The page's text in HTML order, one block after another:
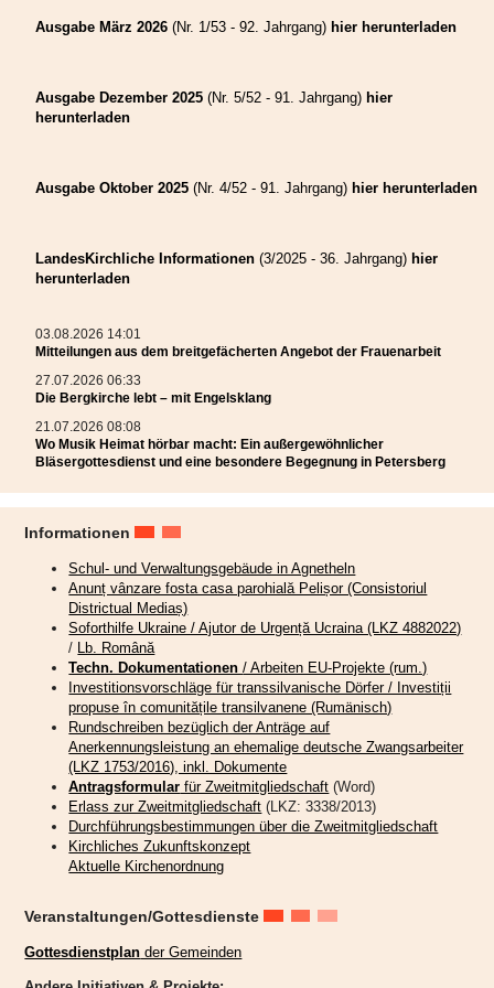
Schrift Erwähnung, wie Pfarrer Welther zu berichten wusste. Für den
Umrahmung kümmerte sich Theo Halmen.
In einer weiteren feierlichen Zeremonie im Gemeindehaus, gefolgt von
Heilmann bei allen, die an diesem Projekt der Kirche mit Engelsgeflüster
außergewöhnlicher
Bläsergottesdienst und eine
besondere Begegnung in
Petersberg
evangelischen Gottesdienstes in Petersberg noch lange in Erinnerung
weit mehr als ein musikalischer Höhepunkt – es war ein Fest der
Ausgabe März 2026 (Nr. 1/53 - 92. Jahrgang)hier herunterladen
Ausgabe Dezember 2025 (Nr. 5/52 - 91. Jahrgang)hier
herunterladen
Ausgabe Oktober 2025 (Nr. 4/52 - 91. Jahrgang)hier herunterladen
LandesKirchliche Informationen (3/2025 - 36. Jahrgang)hier
herunterladen
03.08.2026 14:01
Mitteilungen aus dem breitgefächerten Angebot der Frauenarbeit
27.07.2026 06:33
Die Bergkirche lebt – mit Engelsklang
21.07.2026 08:08
Wo Musik Heimat hörbar macht: Ein außergewöhnlicher
Bläsergottesdienst und eine besondere Begegnung in Petersberg
Informationen
Schul- und Verwaltungsgebäude in Agnetheln
Anunț vânzare fosta casa parohială Pelișor (Consistoriul
Districtual Mediaș)
Soforthilfe Ukraine / Ajutor de Urgență Ucraina (LKZ 4882022)
/ Lb. Română
Techn. Dokumentationen/ Arbeiten EU-Projekte (rum.)
Investitionsvorschläge für transsilvanische Dörfer / Investiții
propuse în comunitățile transilvanene (Rumänisch)
Rundschreiben bezüglich der Anträge auf
Anerkennungsleistung an ehemalige deutsche Zwangsarbeiter
(LKZ 1753/2016), inkl. Dokumente
Antragsformular für Zweitmitgliedschaft (Word)
Erlass zur Zweitmitgliedschaft (LKZ: 3338/2013)
Durchführungsbestimmungen über die Zweitmitgliedschaft
Kirchliches Zukunftskonzept
Aktuelle Kirchenordnung
Veranstaltungen/Gottesdienste
Gottesdienstplan der Gemeinden